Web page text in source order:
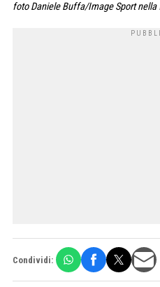
foto Daniele Buffa/Image Sport nella
Condividi: